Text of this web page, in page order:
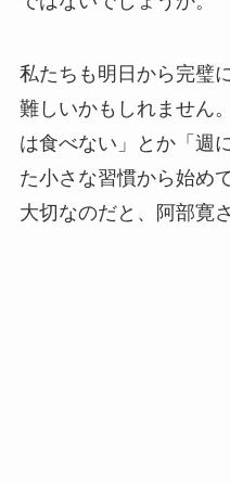
私たちも明日から完璧
難しいかもしれません
は食べない」とか「週
た小さな習慣から始め
大切なのだと、阿部寛